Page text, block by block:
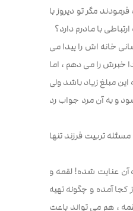
مگر تو دیروز با
با مادرم دارد؟
خانه اش را پیدا می
خبرش را می دهم ، اما
مبلغ زیاد باشد ولی
و به آن مرد جواب رد
تربیت فرزند تنها
آن عنایت شده! لقمه و
آمده و چگونه تهیه
، هم می تواند باعث